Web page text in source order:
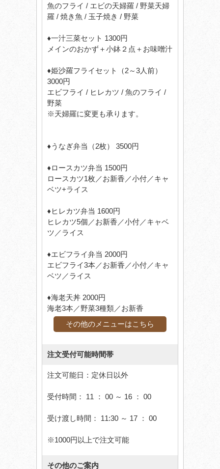
魚のフライ / エビの天婦羅 / 野菜天婦
羅 / 焼き魚 / 玉子焼き / 野菜
♦一汁三菜セット 1300円
メインのおかず＋小鉢２点＋お味噌汁
♦姫沙羅フライセット（2～3人前）
3000円
エビフライ / ヒレカツ / 魚のフライ /
野菜
※天婦羅に変更も承ります。
♦うなぎ弁当（2枚） 3500円
♦ロースカツ弁当 1500円
ロースカツ1枚／お新香／小付／キャ
ベツ+ライス
♦ヒレカツ弁当 1600円
ヒレカツ5個／お新香／小付／キャベ
ツ／ライス
♦エビフライ弁当 2000円
エビフライ3本／お新香／小付／キャ
ベツ／ライス
♦海老天丼 2000円
海老3本／野菜3種類／お新香
その他のメニューはこちら
注文受付可能時間帯
注文可能日：定休日以外
受付時間： 11 ： 00 ～ 16 ： 00
受け渡し時間： 11:30 ～ 17 ： 00
※1000円以上で注文可能
その他のご案内